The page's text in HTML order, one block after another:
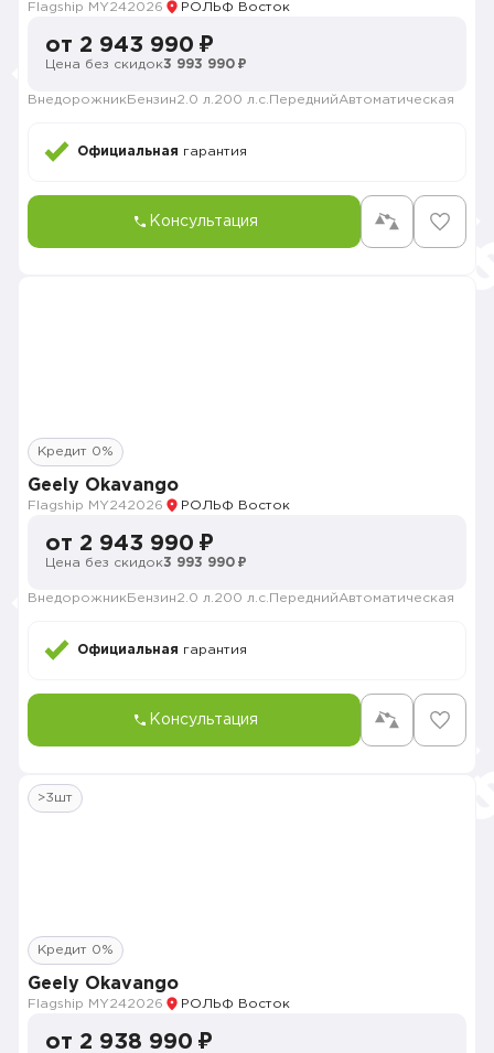
Flagship MY242026 РОЛЬФ Восток
от 2 943 990 ₽
Цена без скидок3 993 990 ₽
Внедорожник Бензин2.0 л. 200 л.с. ПереднийАвтоматическая
Официальная гарантия
Консультация
Кредит 0%
Geely Okavango
Flagship MY242026 РОЛЬФ Восток
от 2 943 990 ₽
Цена без скидок3 993 990 ₽
Внедорожник Бензин2.0 л. 200 л.с. ПереднийАвтоматическая
Официальная гарантия
Консультация
>3шт
Кредит 0%
Geely Okavango
Flagship MY242026 РОЛЬФ Восток
от 2 938 990 ₽